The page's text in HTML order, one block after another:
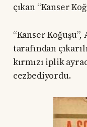
çıkan “Kanser
“Kanser Koğuşu”,
tarafından
kırmızı iplik
cezbediyordu.